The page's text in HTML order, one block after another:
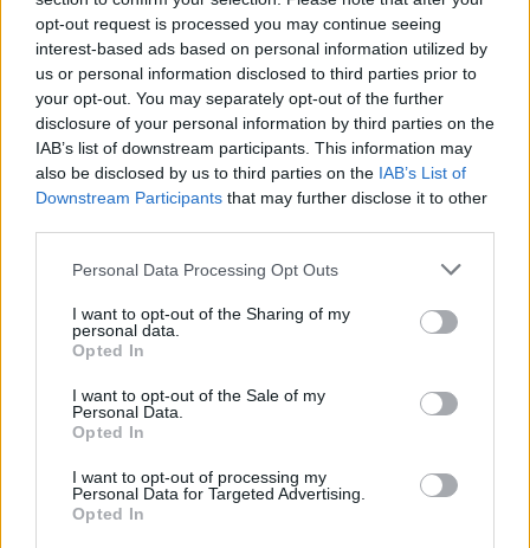
opt-out request is processed you may continue seeing
interest-based ads based on personal information utilized by
us or personal information disclosed to third parties prior to
your opt-out. You may separately opt-out of the further
disclosure of your personal information by third parties on the
IAB’s list of downstream participants. This information may
also be disclosed by us to third parties on the IAB’s List of
Downstream Participants that may further disclose it to other
Personal Data Processing Opt Outs
I want to opt-out of the Sharing of my
personal data.
Opted In
I want to opt-out of the Sale of my
Personal Data.
Opted In
I want to opt-out of processing my
Personal Data for Targeted Advertising.
Opted In
entre las nueve de la noche y las doce y media de la
madrugada.